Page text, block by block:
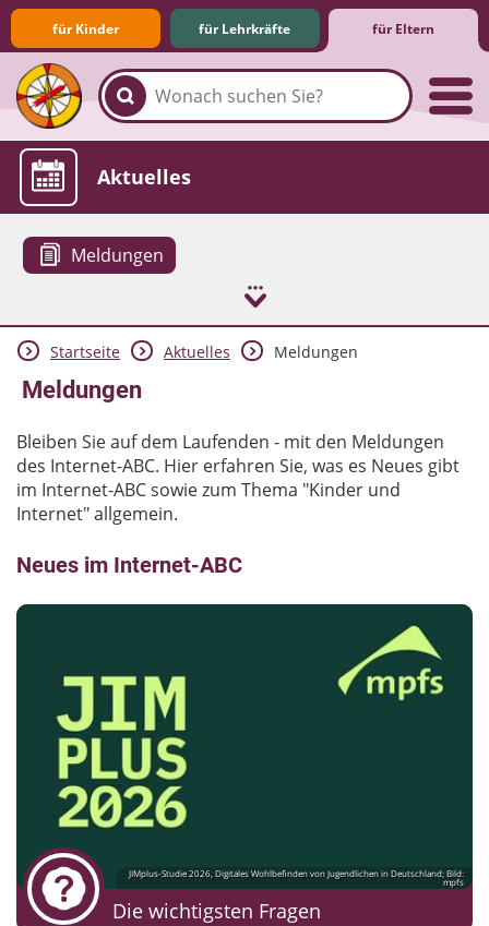
für Kinder für Lehrkräfte für Eltern
Familie & Medien
Spieletipps & Lernsoftware
Die Jüngsten im Netz
Lexikon
Aktuelles
Meldungen
Startseite Aktuelles Meldungen
Meldungen
Bleiben Sie auf dem Laufenden - mit den Meldungen
des Internet-ABC. Hier erfahren Sie, was es Neues gibt
im Internet-ABC sowie zum Thema "Kinder und
Internet" allgemein.
Neues im Internet-ABC
JIMplus-Studie 2026, Digitales Wohlbefinden von Jugendlichen in Deutschland; Bild:
mpfs
Die wichtigsten Fragen